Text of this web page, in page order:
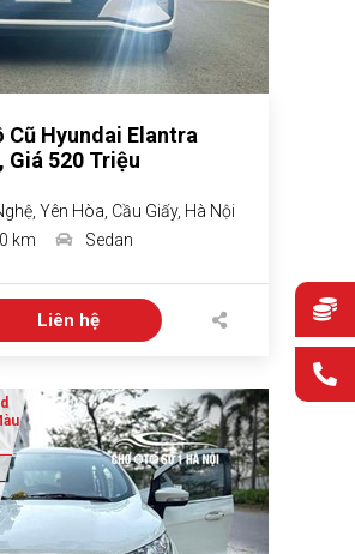
Cũ Hyundai Elantra
Giá 520 Triệu
Yên Hòa, Cầu Giấy, Hà Nội
km Sedan
Liên hệ